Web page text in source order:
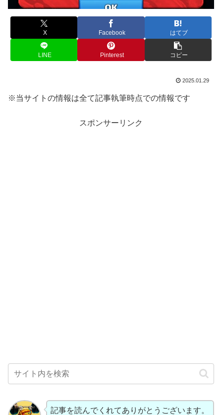
X Facebook はてブ
LINE Pinterest コピー
2025.01.29
※当サイトの情報は全て記事執筆時点での情報です
スポンサーリンク
記事を読んでくれてありがとうございます。